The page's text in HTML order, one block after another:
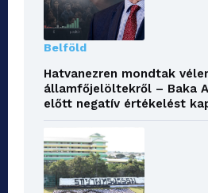
Belföld
Hatvanezren mondtak
államfőjelöltekről – Baka
előtt negatív értékelést